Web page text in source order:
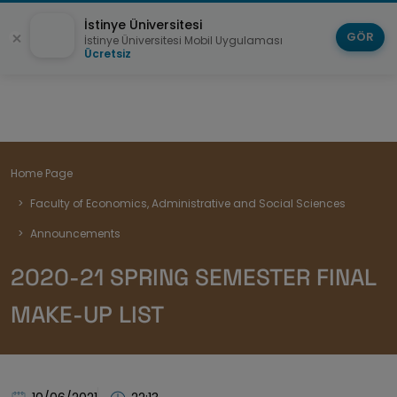
Breadcrumb
Home Page
Faculty of Economics, Administrative and Social Sciences
Announcements
2020-21 SPRING SEMESTER FINAL
MAKE-UP LIST
İstinye Üniversitesi
İstinye Üniversitesi Mobil Uygulaması
Ücretsiz
GÖR